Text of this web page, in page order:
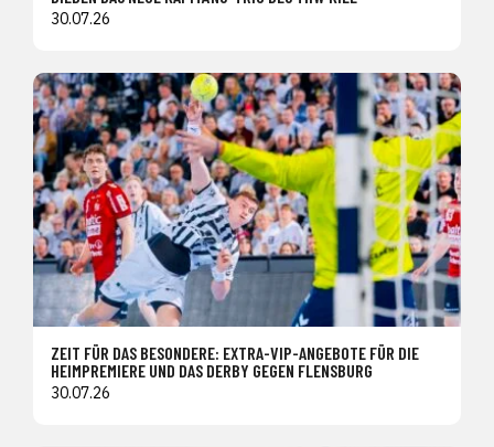
30.07.26
ZEIT FÜR DAS BESONDERE: EXTRA-VIP-ANGEBOTE FÜR DIE
HEIMPREMIERE UND DAS DERBY GEGEN FLENSBURG
30.07.26